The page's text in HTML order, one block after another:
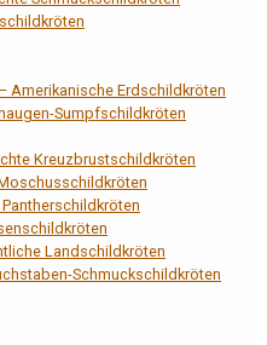
Amerikanische Erdschildkröten
Sumpfschildkröten
Kreuzbrustschildkröten
Landschildkröten
Schmuckschildkröten